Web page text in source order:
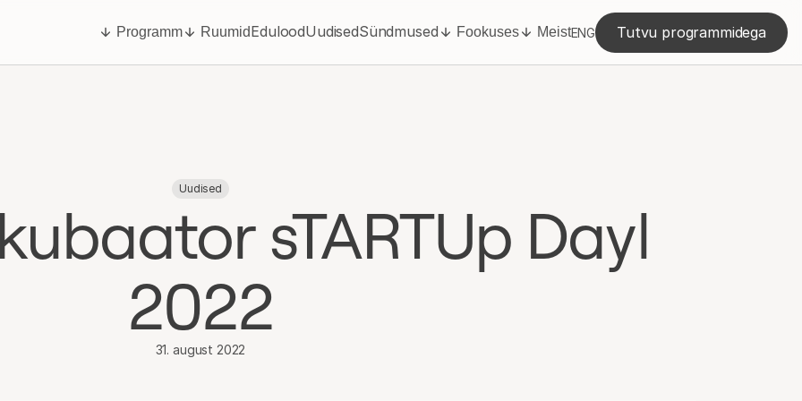
Programm RuumidEduloodUudisedSündmused Fookuses MeistENG Tutvu programmidega
Uudised
sTARTUp Dayl
2022
31. august 2022